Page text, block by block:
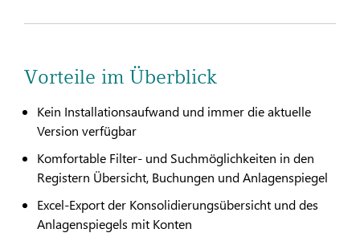
Vorteile im Überblick
Kein Installationsaufwand und immer die aktuelle
Version verfügbar
Komfortable Filter- und Suchmöglichkeiten in den
Registern Übersicht, Buchungen und Anlagenspiegel
Excel-Export der Konsolidierungsübersicht und des
Anlagenspiegels mit Konten